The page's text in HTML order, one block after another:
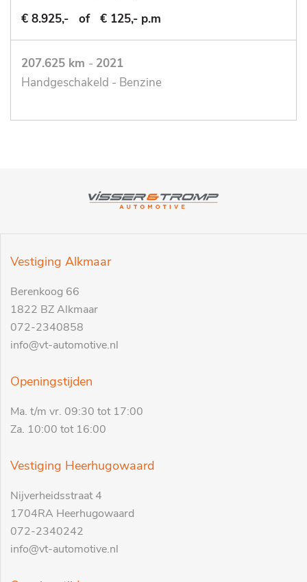
€ 8.925,-
of € 125,- p.m
207.625 km - 2021
Handgeschakeld - Benzine
Vestiging Alkmaar
Berenkoog 66
1822 BZ Alkmaar
072-2340858
info@vt-automotive.nl
Openingstijden
Ma. t/m vr. 09:30 tot 17:00
Za. 10:00 tot 16:00
Vestiging Heerhugowaard
Nijverheidsstraat 4
1704RA Heerhugowaard
072-2340242
info@vt-automotive.nl